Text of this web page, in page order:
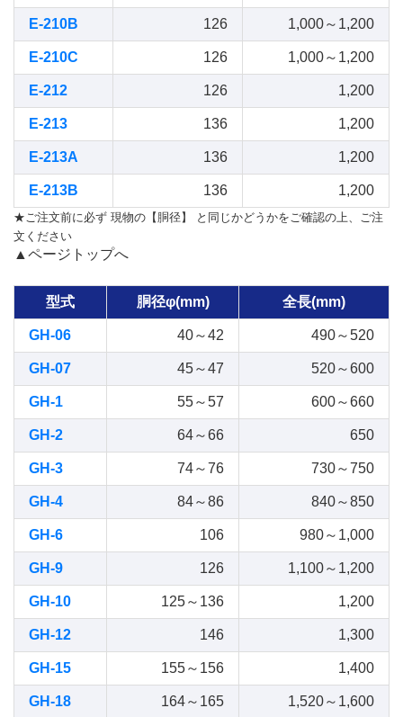
E-210B 126 1,000～1,200
E-210C 126 1,000～1,200
E-212 126 1,200
E-213 136 1,200
E-213A 136 1,200
E-213B 136 1,200
★ご注文前に必ず 現物の【胴径】 と同じかどうかをご確認の上、ご注
文ください
▲ページトップへ
型式 胴径φ(mm) 全長(mm)
GH-06 40～42 490～520
GH-07 45～47 520～600
GH-1 55～57 600～660
GH-2 64～66 650
GH-3 74～76 730～750
GH-4 84～86 840～850
GH-6 106 980～1,000
GH-9 126 1,100～1,200
GH-10 125～136 1,200
GH-12 146 1,300
GH-15 155～156 1,400
GH-18 164～165 1,520～1,600